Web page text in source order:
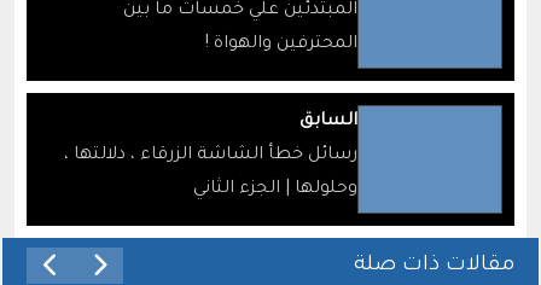
المبتدئين علي خمسات ما بين
المحترفين والهواة !
السابق
رسائل خطأ الشاشة الزرقاء ، دلالتها ،
وحلولها | الجزء الثاني
مقالات ذات صلة